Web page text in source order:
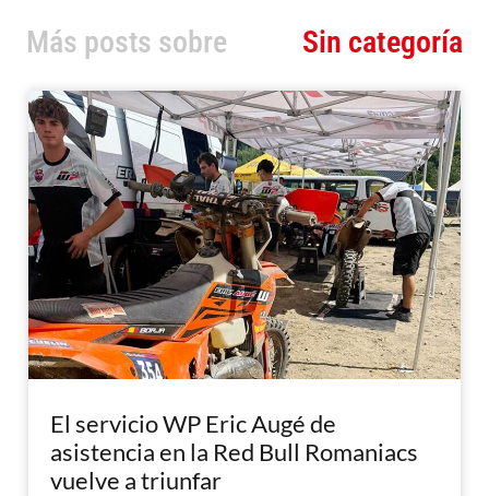
Más posts sobre Sin categoría
El servicio WP Eric Augé de
asistencia en la Red Bull Romaniacs
vuelve a triunfar